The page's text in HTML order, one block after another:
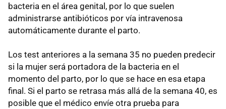
bacteria en el área genital, por lo que suelen
administrarse antibióticos por vía intravenosa
automáticamente durante el parto.
Los test anteriores a la semana 35 no pueden predecir
si la mujer será portadora de la bacteria en el
momento del parto, por lo que se hace en esa etapa
final. Si el parto se retrasa más allá de la semana 40, es
posible que el médico envíe otra prueba para